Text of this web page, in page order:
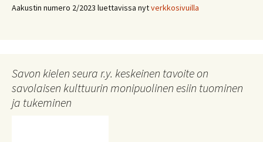
Aakustin numero 2/2023 luettavissa nytverkkosivuilla
Savon kielen seura r.y. keskeinen tavoite on
savolaisen kulttuurin monipuolinen esiin tuominen
ja tukeminen